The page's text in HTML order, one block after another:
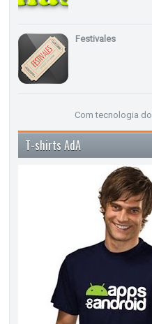
Festivales
Com tecnologia do
T-shirts AdA